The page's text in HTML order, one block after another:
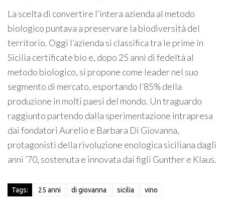
La scelta di convertire l’intera azienda al metodo
biologico puntava a preservare la biodiversità del
territorio. Oggi l’azienda si classifica tra le prime in
Sicilia certificate bio e, dopo 25 anni di fedeltà al
metodo biologico, si propone come leader nel suo
segmento di mercato, esportando l’85% della
produzione in molti paesi del mondo. Un traguardo
raggiunto partendo dalla sperimentazione intrapresa
dai fondatori Aurelio e Barbara Di Giovanna,
protagonisti della rivoluzione enologica siciliana dagli
anni ’70, sostenuta e innovata dai figli Gunther e Klaus.
Tags: 25 anni di giovanna sicilia vino